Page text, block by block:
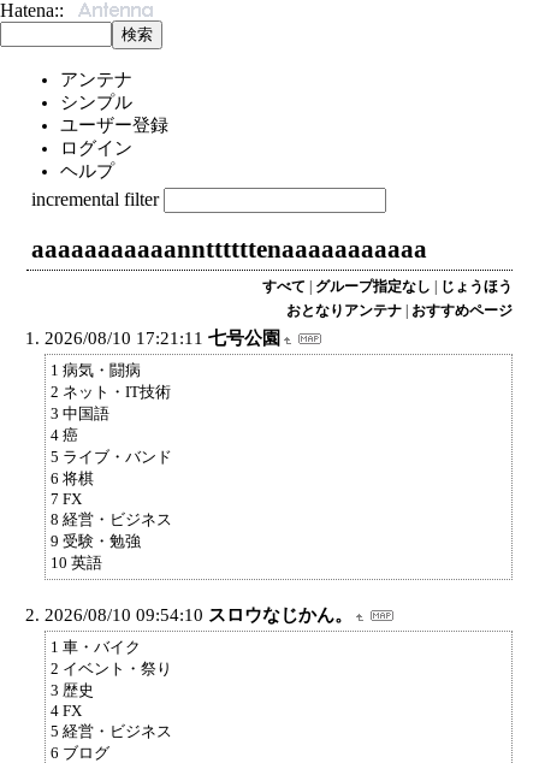
アンテナ
シンプル
ユーザー登録
ログイン
ヘルプ
incremental filter
aaaaaaaaaaannttttttenaaaaaaaaaaa
すべて グループ指定なし
じょうほう
おとなりアンテナ| おすすめページ
2026/08/10 17:21:11 七号公園
1 病気・闘病
2 ネット・IT技術
3 中国語
4 癌
5 ライブ・バンド
6 将棋
7 FX
8 経営・ビジネス
9 受験・勉強
10 英語
2026/08/10 09:54:10 スロウなじかん。
1 車・バイク
2 イベント・祭り
3 歴史
4 FX
5 経営・ビジネス
6 ブログ